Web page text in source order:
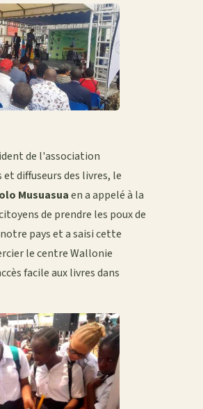
de l'association
diffuseurs des livres, le
Musuasuaen a appelé à la
de prendre les poux de
pays et a saisi cette
le centre Wallonie
facile aux livres dans